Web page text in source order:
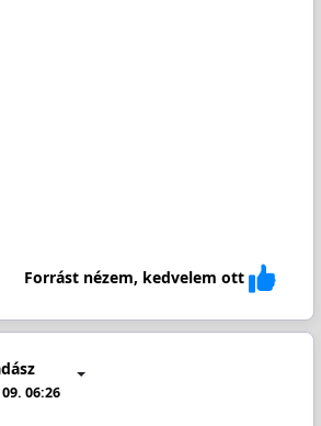
Forrást nézem, kedvelem ott
06:26